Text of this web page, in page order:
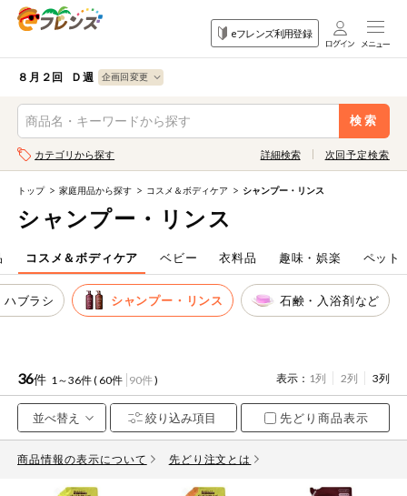
eフレンズ利用登録
ログイン
生協加入はこちら
登録から開始まで
注文番号注文
お気に入り注文
注文履歴注文
８月２回 Ｄ週
検索
食品
から探す
目的
から探す
果物
野菜
肉・ハム・ソ
ーセージ
魚介・加工品
米・雑穀など
パン・ジャム
豆腐・納豆・
こんにゃく
冷蔵おかず
果物すべて
カテゴリから探す 詳細検索
検索条件を指定してください。全項目に条件を指定しなくて
も検索できます。
キーワード
キーワードをすべて含む
メーカー名
カテゴリ
次回予定検索
トップ 家庭用品から探す コスメ＆ボディケア シャンプー・リンス
シャンプー・リンス
コスメ＆ボディケア ベビー 衣料品 趣味・娯楽 ペット
ハブラシ シャンプー・リンス 石鹸・入浴剤など
36件 1～36件 ( 60件 90件) 表示： 1列 2列 3列
先どり商品表示
商品情報の表示について 先どり注文とは